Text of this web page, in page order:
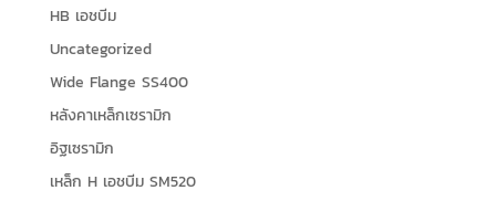
HB เอชบีม
Uncategorized
Wide Flange SS400
หลังคาเหล็กเซรามิก
อิฐเซรามิก
เหล็ก H เอชบีม SM520